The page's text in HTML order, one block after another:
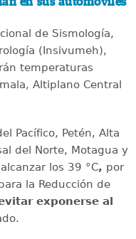
en sus automóviles
de Sismología,
(Insivumeh),
temperaturas
Altiplano Central
Pacífico, Petén, Alta
del Norte, Motagua y
los 39 °C, por
la Reducción de
exponerse al